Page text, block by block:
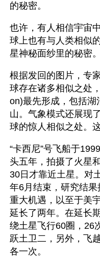
的秘密。
也许，有人相信宇宙
球上也有与人类相似
星神秘面纱里的秘密。
根据发回的图片，专
球存在诸多相似之处
on)最先形成，包括湖
山。气象模式还展现
球的惊人相似之处。
“卡西尼”号飞船于
头五年，拍摄了火星
30日才靠近土星。对
年6月结束，研究结
重大机遇，以至于美
延长了两年。在延长
绕土星飞行60圈，26
跃土卫二，另外，飞
各一次。